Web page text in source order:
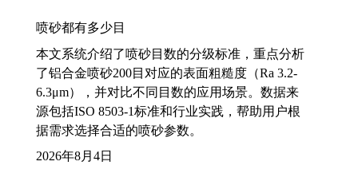
喷砂都有多少目
本文系统介绍了喷砂目数的分级标准，重点分析
了铝合金喷砂200目对应的表面粗糙度（Ra 3.2-
6.3μm），并对比不同目数的应用场景。数据来
源包括ISO 8503-1标准和行业实践，帮助用户根
据需求选择合适的喷砂参数。
2026年8月4日